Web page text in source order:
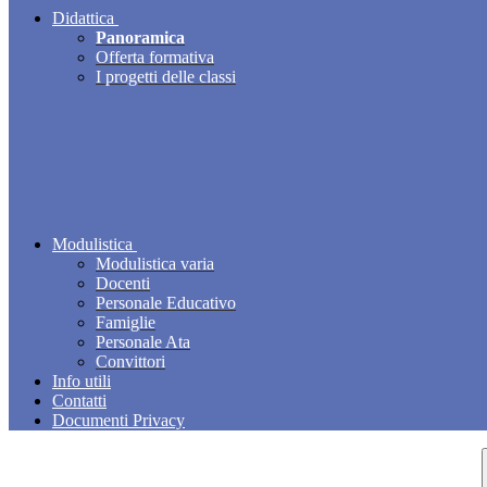
Didattica
Panoramica
Offerta formativa
I progetti delle classi
Modulistica
Modulistica varia
Docenti
Personale Educativo
Famiglie
Personale Ata
Convittori
Info utili
Contatti
Documenti Privacy